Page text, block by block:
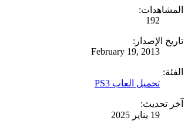
المشاهدات:
192
تاريخ الإصدار:
February 19, 2013
الفئة:
تحميل العاب PS3
آخر تحديث:
19 يناير 2025